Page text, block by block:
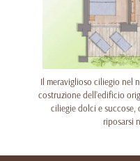
Il meraviglioso ciliegio nel
costruzione dell’edificio
ciliegie dolci e succose,
riposarsi